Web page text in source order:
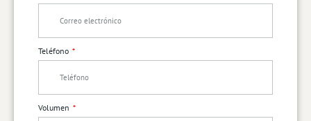
Teléfono
Volumen